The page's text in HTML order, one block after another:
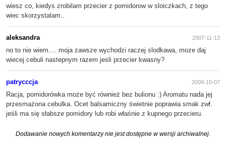
wiesz co, kiedys zrobilam przecier z pomidorow w sloiczkach, z tego
wiec skorzystalam..
aleksandra 2007-11-13
no to nie wiem.... moja zawsze wychodzi raczej slodkawa, moze daj
wiecej cebuli nastepnym razem jesli przecier kwasny?
patrycccja 2009-10-07
Racja, pomidorówka może być również bez bulionu :) Aromatu nada jej
przesmażona cebulka. Ocet balsamiczny świetnie poprawia smak zwł.
jeśli ma się słabsze pomidory lub robi właśnie z kupnego przecieru.
Dodawanie nowych komentarzy nie jest dostępne w wersji archiwalnej.